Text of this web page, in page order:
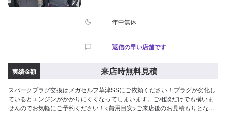
年中無休
返信の早い店舗です
実績金額 来店時無料見積
スパークプラグ交換はメガセルフ草津SSにご依頼ください！プラグが劣化し
ているとエンジンがかかりにくくなってしまいます。ご相談だけでも構いま
せんのでお気軽にご予約ください！<費用目安>ご来店後のお見積もりとなり